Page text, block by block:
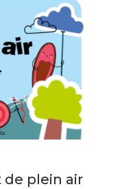
de plein air